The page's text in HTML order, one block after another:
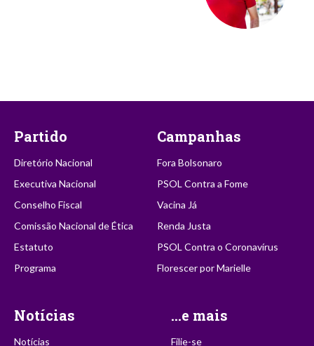
Partido
Diretório Nacional
Executiva Nacional
Conselho Fiscal
Comissão Nacional de Ética
Estatuto
Programa
Campanhas
Fora Bolsonaro
PSOL Contra a Fome
Vacina Já
Renda Justa
PSOL Contra o Coronavírus
Florescer por Marielle
Notícias
Notícias
...e mais
Filie-se